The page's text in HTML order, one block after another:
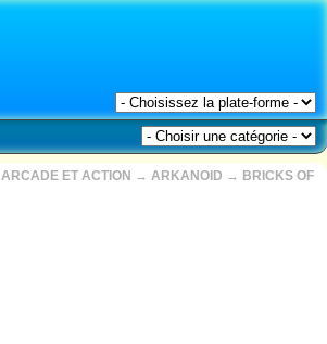
ARCADE ET ACTION → ARKANOID → BRICKS OF